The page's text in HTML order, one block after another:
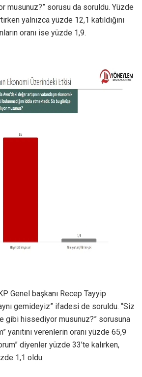
musunuz?” sorusu da soruldu. Yüzde
yalnızca yüzde 12,1 katıldığını
oranı ise yüzde 1,9.
Genel başkanı Recep Tayyip
gemideyiz” ifadesi de soruldu. “Siz
gibi hissediyor musunuz?” sorusuna
yanıtını verenlerin oranı yüzde 65,9
diyenler yüzde 33’te kalırken,
1,1 oldu.